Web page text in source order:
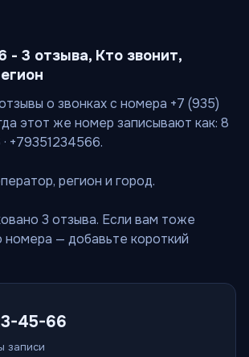
- 3 отзыва, Кто звонит,
о звонках с номера +7 (935)
этот же номер записывают как: 8
+79351234566.
регион и город.
3 отзыва. Если вам тоже
номера — добавьте короткий
45-66
записи